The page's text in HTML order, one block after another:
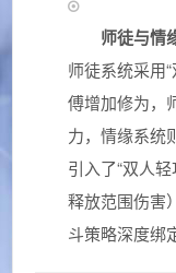
师徒与情
师徒系统采用
傅增加修为，
力，情缘系统
引入了“双人
释放范围伤害
斗策略深度绑